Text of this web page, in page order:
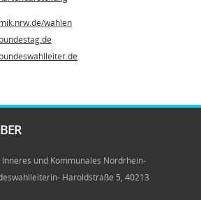
wahlen
und Kommunales Nordrhein-
Haroldstraße 5, 40213